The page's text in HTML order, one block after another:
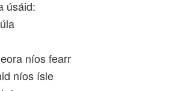
úsáid:
níos fearr
níos ísle